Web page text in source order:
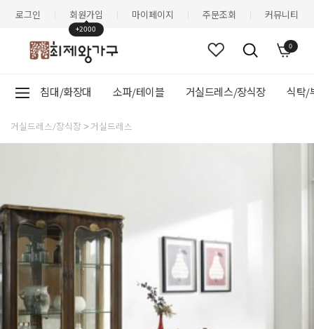
로그인 회원가입
+2000
마이페이지 주문조회 커뮤니티
0
침대/화장대 소파/테이블 거실드레스/장식장 식탁/
거실드레스/장식장 거실드레스